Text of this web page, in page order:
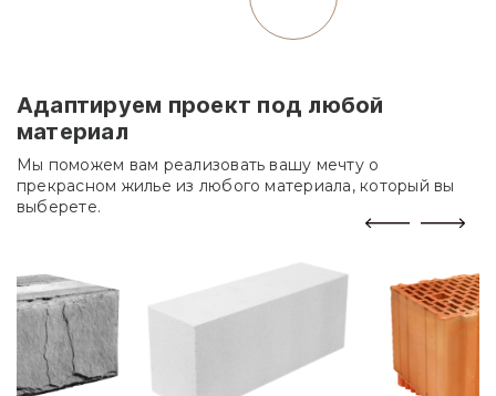
Адаптируем проект под любой
материал
Мы поможем вам реализовать вашу мечту о
прекрасном жилье из любого материала, который вы
выберете.